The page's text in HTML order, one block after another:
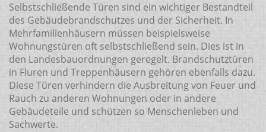
Selbstschließende Türen sind ein wichtiger Bestandteil
des Gebäudebrandschutzes und der Sicherheit. In
Mehrfamilienhäusern müssen beispielsweise
Wohnungstüren oft selbstschließend sein. Dies ist in
den Landesbauordnungen geregelt. Brandschutztüren
in Fluren und Treppenhäusern gehören ebenfalls dazu.
Diese Türen verhindern die Ausbreitung von Feuer und
Rauch zu anderen Wohnungen oder in andere
Gebäudeteile und schützen so Menschenleben und
Sachwerte.